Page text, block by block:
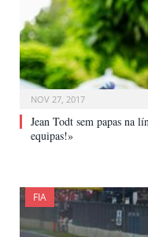
NOV 27, 2017
Jean Todt sem papas na
equipas!»
FIA